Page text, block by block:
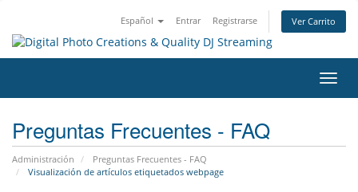
Español Entrar Registrarse Ver Carrito
Preguntas Frecuentes - FAQ
Administración
Preguntas Frecuentes - FAQ
Visualización de artículos etiquetados webpage